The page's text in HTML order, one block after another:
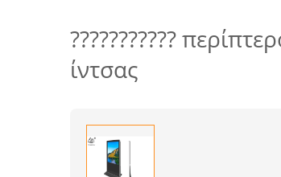
???????????
ίντσας